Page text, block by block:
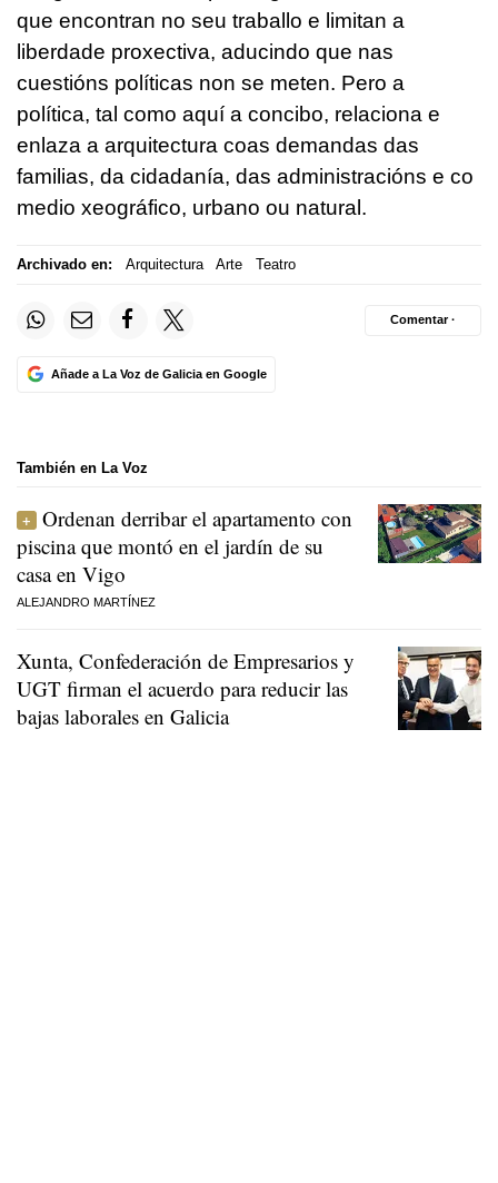
que encontran no seu traballo e limitan a
liberdade proxectiva, aducindo que nas
cuestións políticas non se meten. Pero a
política, tal como aquí a concibo, relaciona e
enlaza a arquitectura coas demandas das
familias, da cidadanía, das administracións e co
medio xeográfico, urbano ou natural.
Archivado en: Arquitectura Arte Teatro
Añade a La Voz de Galicia en Google
Comentar ·
También en La Voz
Ordenan derribar el apartamento con
piscina que montó en el jardín de su
casa en Vigo
ALEJANDRO MARTÍNEZ
Xunta, Confederación de Empresarios y
UGT firman el acuerdo para reducir las
bajas laborales en Galicia